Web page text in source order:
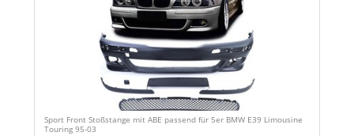
Sport Front Stoßstange mit ABE passend für 5er BMW E39 Limousine
Touring 95-03